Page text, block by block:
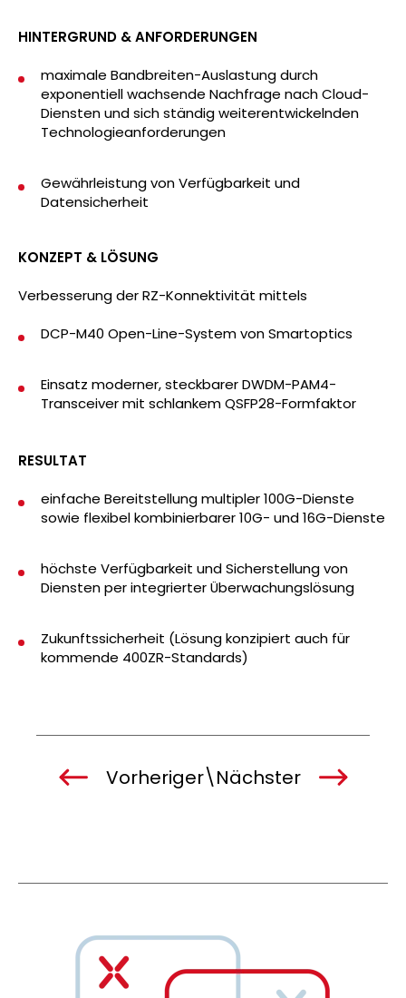
HINTERGRUND & ANFORDERUNGEN
maximale Bandbreiten-Auslastung durch
exponentiell wachsende Nachfrage nach Cloud-
Diensten und sich ständig weiterentwickelnden
Technologieanforderungen
Gewährleistung von Verfügbarkeit und
Datensicherheit
KONZEPT & LÖSUNG
Verbesserung der RZ-Konnektivität mittels
DCP-M40 Open-Line-System von Smartoptics
Einsatz moderner, steckbarer DWDM-PAM4-
Transceiver mit schlankem QSFP28-Formfaktor
RESULTAT
einfache Bereitstellung multipler 100G-Dienste
sowie flexibel kombinierbarer 10G- und 16G-Dienste
höchste Verfügbarkeit und Sicherstellung von
Diensten per integrierter Überwachungslösung
Zukunftssicherheit (Lösung konzipiert auch für
kommende 400ZR-Standards)
Vorheriger\Nächster